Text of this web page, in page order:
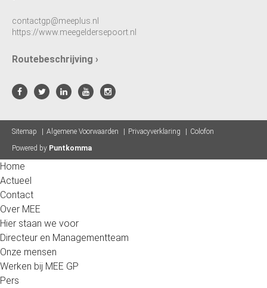
contactgp@meeplus.nl
https://www.meegeldersepoort.nl
Routebeschrijving ›
Sitemap Algemene Voorwaarden Privacyverklaring
Colofon
Powered by Puntkomma
Home
Actueel
Contact
Over MEE
Hier staan we voor
Directeur en Managementteam
Onze mensen
Werken bij MEE GP
Pers